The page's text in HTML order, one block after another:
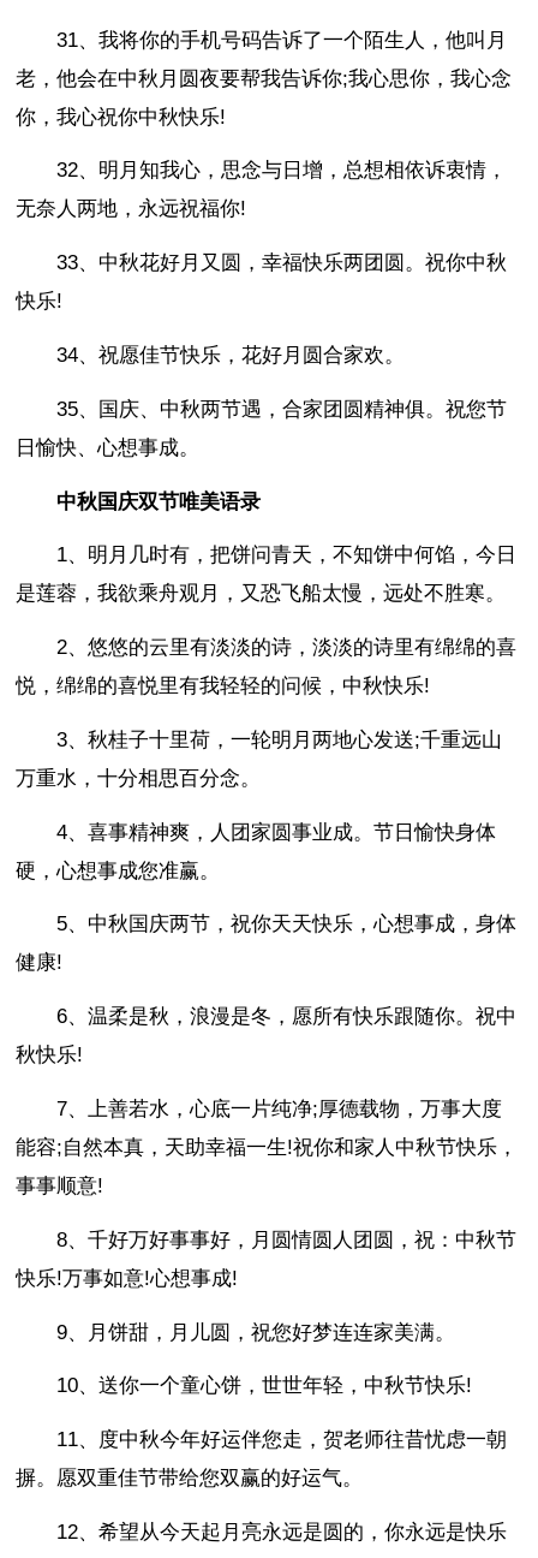
31、我将你的手机号码告诉了一个陌生人，他叫月
老，他会在中秋月圆夜要帮我告诉你;我心思你，我心念
你，我心祝你中秋快乐!
32、明月知我心，思念与日增，总想相依诉衷情，
无奈人两地，永远祝福你!
33、中秋花好月又圆，幸福快乐两团圆。祝你中秋
快乐!
34、祝愿佳节快乐，花好月圆合家欢。
35、国庆、中秋两节遇，合家团圆精神俱。祝您节
日愉快、心想事成。
中秋国庆双节唯美语录
1、明月几时有，把饼问青天，不知饼中何馅，今日
是莲蓉，我欲乘舟观月，又恐飞船太慢，远处不胜寒。
2、悠悠的云里有淡淡的诗，淡淡的诗里有绵绵的喜
悦，绵绵的喜悦里有我轻轻的问候，中秋快乐!
3、秋桂子十里荷，一轮明月两地心发送;千重远山
万重水，十分相思百分念。
4、喜事精神爽，人团家圆事业成。节日愉快身体
硬，心想事成您准赢。
5、中秋国庆两节，祝你天天快乐，心想事成，身体
健康!
6、温柔是秋，浪漫是冬，愿所有快乐跟随你。祝中
秋快乐!
7、上善若水，心底一片纯净;厚德载物，万事大度
能容;自然本真，天助幸福一生!祝你和家人中秋节快乐，
事事顺意!
8、千好万好事事好，月圆情圆人团圆，祝：中秋节
快乐!万事如意!心想事成!
9、月饼甜，月儿圆，祝您好梦连连家美满。
10、送你一个童心饼，世世年轻，中秋节快乐!
11、度中秋今年好运伴您走，贺老师往昔忧虑一朝
摒。愿双重佳节带给您双赢的好运气。
12、希望从今天起月亮永远是圆的，你永远是快乐